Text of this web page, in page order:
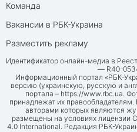
Команда
Вакансии в РБК-Украина
Разместить рекламу
Идентификатор онлайн-медиа в
— R40-
Информационный портал «РБК-
версию (украинскую, русскую и
портала – https://www.rbc.ua.
принадлежат их
авторами которых являются
размещены на условиях лицензии
4.0 International. Редакция РБК-